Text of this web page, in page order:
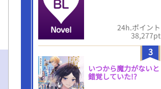
24h.ポイント
38,277pt
3
いつから魔力がないと
錯覚していた!?